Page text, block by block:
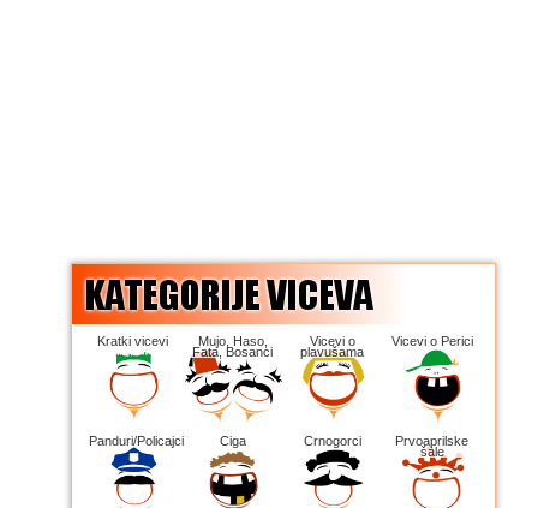
Kratki vicevi Mujo, Haso,
Fata, Bosanci
Vicevi o
plavušama
Vicevi o Perici
Panduri/Policajci Ciga Crnogorci Prvoaprilske
šale